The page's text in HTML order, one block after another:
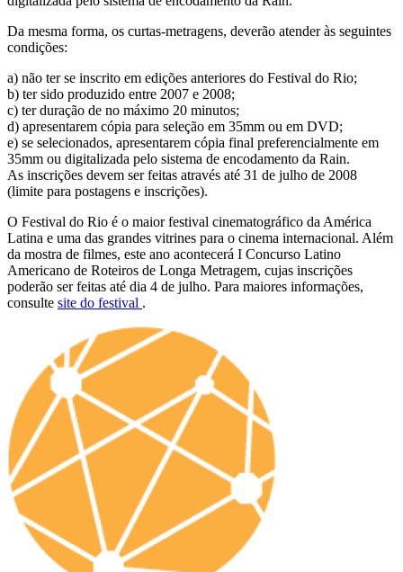
Da mesma forma, os curtas-metragens, deverão atender às seguintes
condições:
a) não ter se inscrito em edições anteriores do Festival do Rio;
b) ter sido produzido entre 2007 e 2008;
c) ter duração de no máximo 20 minutos;
d) apresentarem cópia para seleção em 35mm ou em DVD;
e) se selecionados, apresentarem cópia final preferencialmente em
35mm ou digitalizada pelo sistema de encodamento da Rain.
As inscrições devem ser feitas através até 31 de julho de 2008
(limite para postagens e inscrições).
O Festival do Rio é o maior festival cinematográfico da América
Latina e uma das grandes vitrines para o cinema internacional. Além
da mostra de filmes, este ano acontecerá I Concurso Latino
Americano de Roteiros de Longa Metragem, cujas inscrições
poderão ser feitas até dia 4 de julho. Para maiores informações,
consulte site do festival .